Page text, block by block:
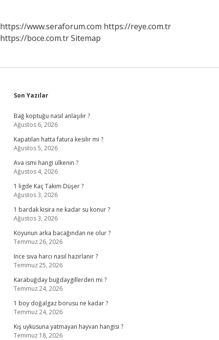
https://www.seraforum.com https://reye.com.tr
https://boce.com.trSitemap
Sidebar
Son Yazılar
Bağ koptuğu nasıl anlaşılır ?
Ağustos 6, 2026
Kapatılan hatta fatura kesilir mi ?
Ağustos 5, 2026
Ava ismi hangi ülkenin ?
Ağustos 4, 2026
1 ligde Kaç Takim Düşer ?
Ağustos 3, 2026
1 bardak kisira ne kadar su konur ?
Ağustos 3, 2026
Koyunun arka bacağından ne olur ?
Temmuz 26, 2026
Ince sıva harcı nasıl hazirlanir ?
Temmuz 25, 2026
Karabuğday buğdaygillerden mi ?
Temmuz 24, 2026
1 boy doğalgaz borusu ne kadar ?
Temmuz 24, 2026
Kış uykusuna yatmayan hayvan hangisi ?
Temmuz 18, 2026